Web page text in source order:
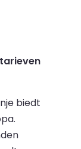
biedt